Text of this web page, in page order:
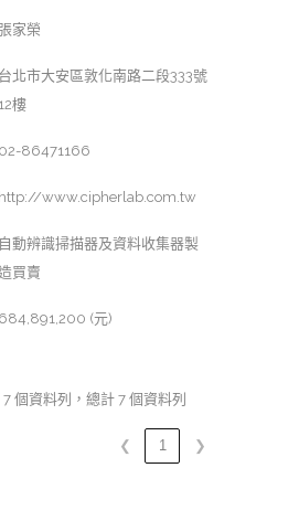
張家榮
台北市大安區敦化南路二段333號
12樓
02-86471166
http://www.cipherlab.com.tw
自動辨識掃描器及資料收集器製
買賣
684,891,200 (元)
7 個資料列，總計 7 個資料列
❮ 1 ❯